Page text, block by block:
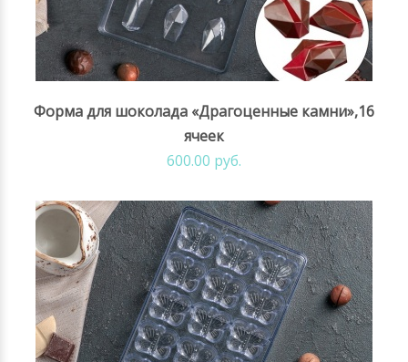
Форма для шоколада «Драгоценные камни»,16
ячеек
600.00 руб.